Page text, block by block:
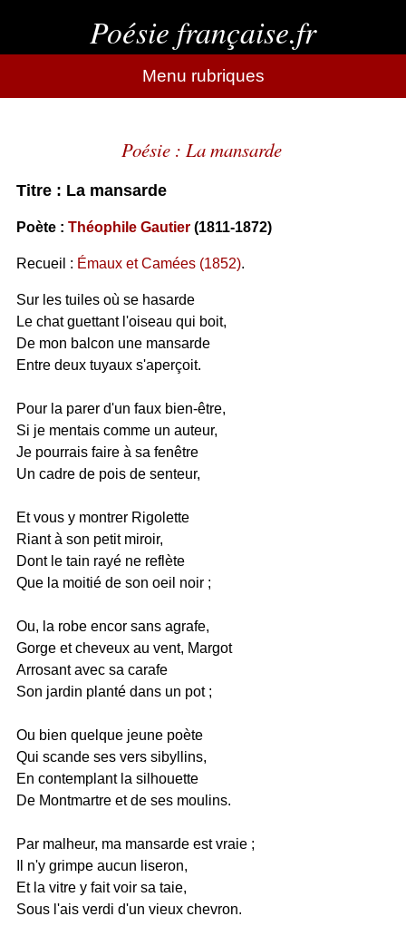
Poésie française.fr
Menu rubriques
Poésie : La mansarde
Titre : La mansarde
Poète : Théophile Gautier(1811-1872)
Recueil : Émaux et Camées (1852).
Sur les tuiles où se hasarde
Le chat guettant l'oiseau qui boit,
De mon balcon une mansarde
Entre deux tuyaux s'aperçoit.
Pour la parer d'un faux bien-être,
Si je mentais comme un auteur,
Je pourrais faire à sa fenêtre
Un cadre de pois de senteur,
Et vous y montrer Rigolette
Riant à son petit miroir,
Dont le tain rayé ne reflète
Que la moitié de son oeil noir ;
Ou, la robe encor sans agrafe,
Gorge et cheveux au vent, Margot
Arrosant avec sa carafe
Son jardin planté dans un pot ;
Ou bien quelque jeune poète
Qui scande ses vers sibyllins,
En contemplant la silhouette
De Montmartre et de ses moulins.
Par malheur, ma mansarde est vraie ;
Il n'y grimpe aucun liseron,
Et la vitre y fait voir sa taie,
Sous l'ais verdi d'un vieux chevron.